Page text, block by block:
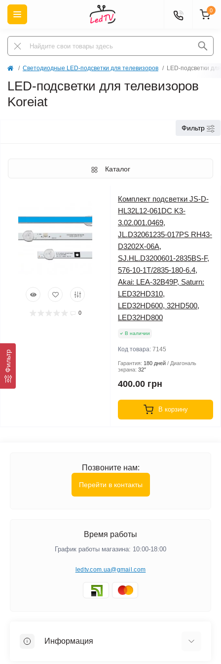
0
Светодиодные LED-подсветки для телевизоров LED-подсветки
LED-подсветки для телевизоров
Koreiat
Фильтр
Фильтр
Каталог
0
Комплект подсветки JS-D-
HL32L12-061DC K3-
3.02.001.0469,
JL.D32061235-017PS RH43-
D3202X-06A,
SJ.HL.D3200601-2835BS-F,
576-10-1T/2835-180-6.4,
Akai: LEA-32B49P, Saturn:
LED32HD310,
LED32HD600, 32HD500,
LED32HD800
В наличии
Код товара: 7145
Гарантия: 180 дней
Диагональ
экрана: 32″
400.00 грн
В корзину
Позвоните нам:
Перейти в контакты
Время работы
График работы магазина: 10:00-18:00
ledtv.com.ua@gmail.com
Информация